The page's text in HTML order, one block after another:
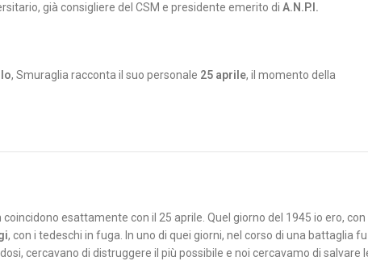
già consigliere del CSM e presidente emerito di A.N.P.I.
, Smuraglia racconta il suo personale 25 aprile, il momento della
esattamente con il 25 aprile. Quel giorno del 1945 io ero, con
, con i tedeschi in fuga. In uno di quei giorni, nel corso di una battaglia fu
cercavano di distruggere il più possibile e noi cercavamo di salvare